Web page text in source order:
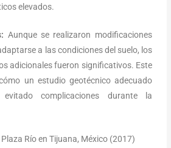
elevados.
Aunque se realizaron modificaciones
a las condiciones del suelo, los
adicionales fueron significativos. Este
un estudio geotécnico adecuado
complicaciones durante la
Río en Tijuana, México (2017)